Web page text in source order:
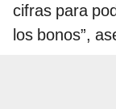
cifras para
los bonos”,